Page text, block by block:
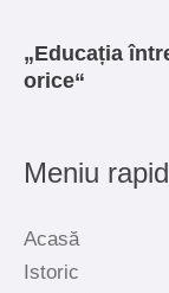
„Educația
orice“
Meniu rapid
Acasă
Istoric